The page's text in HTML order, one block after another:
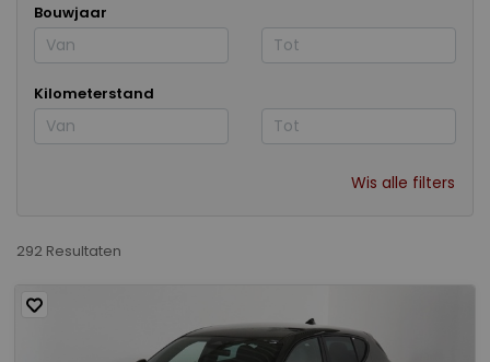
Bouwjaar
Kilometerstand
Wis alle filters
292 Resultaten